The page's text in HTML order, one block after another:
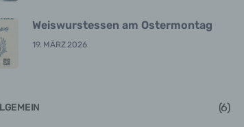
Weiswurstessen am Ostermontag
19. MÄRZ 2026
(6)